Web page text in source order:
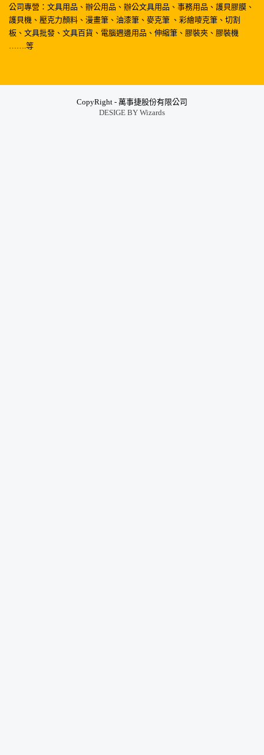
公司專營：文具用品、辦公用品、辦公文具用品、事務用品、護貝膠膜、
護貝機、壓克力顏料、漫畫筆、油漆筆、麥克筆 、彩繪嘜克筆、切割
板、文具批發、文具百貨、電腦週邊用品、伸縮筆、膠裝夾、膠裝機
…….等
CopyRight - 萬事捷股份有限公司
DESIGE BY Wizards